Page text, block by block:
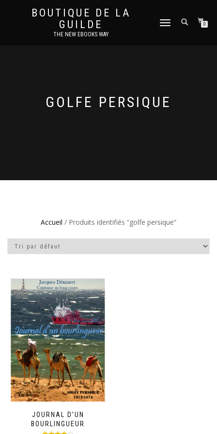
BOUTIQUE DE LA
GUILDE
THE NEW EBOOKS WAY
DÉPLIER
0
GOLFE PERSIQUE
Accueil / Produits identifiés “golfe persique”
JOURNAL D’UN
BOURLINGUEUR